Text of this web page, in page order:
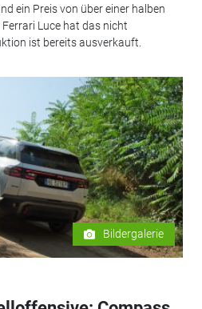
ein Preis von über einer halben
Luce hat das nicht
ist bereits ausverkauft.
Bildergalerie